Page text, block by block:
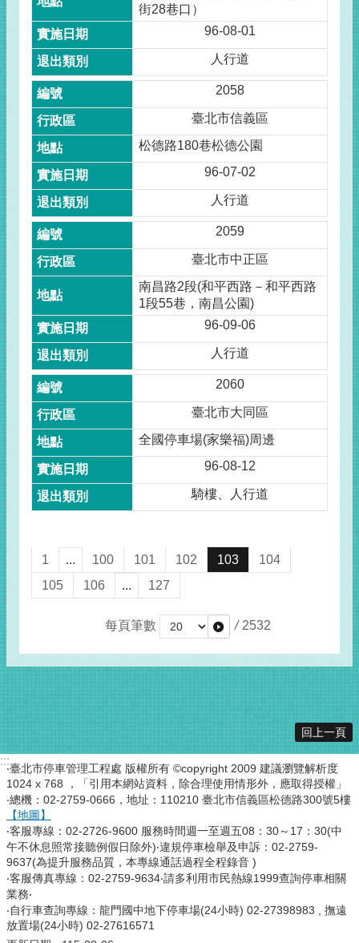
街28巷口）
96-08-01
人行道
2058
臺北市信義區
松德路180巷松德公園
96-07-02
人行道
2059
臺北市中正區
南昌路2段(和平西路－和平西路
1段55巷，南昌公園)
96-09-06
人行道
2060
臺北市大同區
全國停車場(家樂福)周邊
96-08-12
騎樓、人行道
1 ... 100 101 102 103
104
105
106 ... 127
每頁筆數 / 2532
回上一頁
:::
‧臺北市停車管理工程處 版權所有 ©copyright 2009 建議瀏覽解析度
1024 x 768 ，「引用本網站資料，除合理使用情形外，應取得授權」
‧總機：02-2759-0666，地址：110210 臺北市信義區松德路300號5樓
【地圖】
‧客服專線：02-2726-9600 服務時間週一至週五08：30～17：30(中
午不休息照常接聽例假日除外)‧違規停車檢舉及申訴：02-2759-
9637(為提升服務品質，本專線通話過程全程錄音 )
‧客服傳真專線：02-2759-9634‧請多利用市民熱線1999查詢停車相關
業務‧
‧自行車查詢專線：龍門國中地下停車場(24小時) 02-27398983 , 撫遠
放置場(24小時) 02-27616571